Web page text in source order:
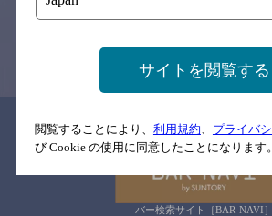
情報提供：ぐるなび
関連リンク
バー検索サイト［BAR-NAVI］
サイトを閲覧する
閲覧することにより、 利用規約、 プライバ
び Cookie の使用に同意したことになります。